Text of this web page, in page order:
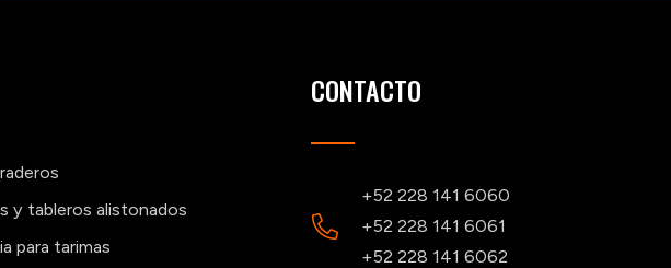
y tableros alistonados
para tarimas
CONTACTO
+52 228 141 6060
+52 228 141 6061
+52 228 141 6062